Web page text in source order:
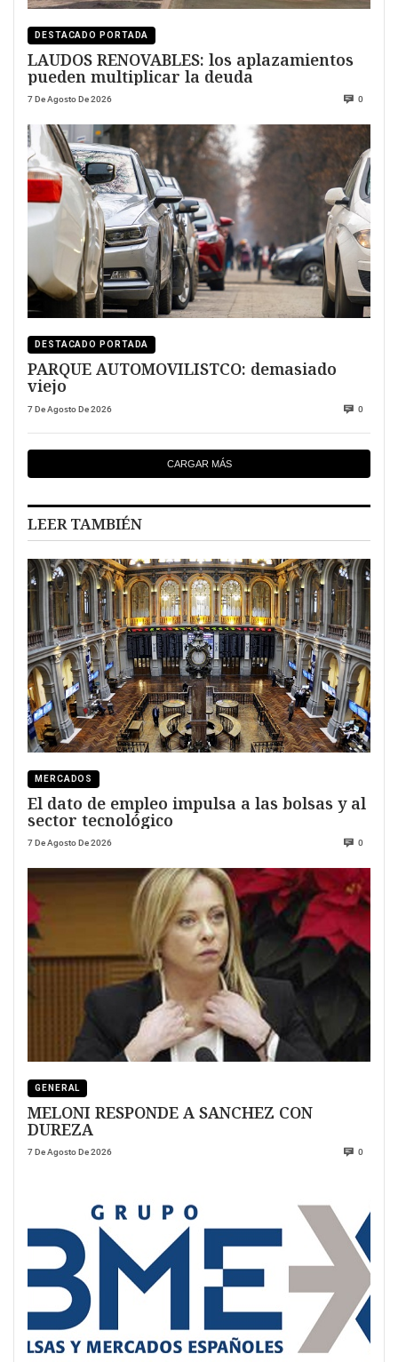
DESTACADO PORTADA
LAUDOS RENOVABLES: los aplazamientos
pueden multiplicar la deuda
7 De Agosto De 2026 0
DESTACADO PORTADA
PARQUE AUTOMOVILISTCO: demasiado
viejo
7 De Agosto De 2026 0
CARGAR MÁS
LEER TAMBIÉN
MERCADOS
El dato de empleo impulsa a las bolsas y al
sector tecnológico
7 De Agosto De 2026 0
GENERAL
MELONI RESPONDE A SANCHEZ CON
DUREZA
7 De Agosto De 2026 0